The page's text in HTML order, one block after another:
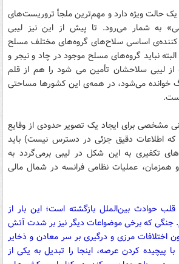
حالت ویژه دارد و مهم‌ترین ملجأ تروریست‌های
به شمار می‌رود. تا پیش از این نیز لیبی
کننده‌ی اساسی سلاح‌های گروه‌های مختلف مسلح
نباید گروه‌های مسلح موجود در چاد و نیجر و
از لیبی سلاحشان تأمین می شود را هم از قلم
خوانده می‌شود، در همه‌ی این کشورها مساحتی
مشخصی برای ایجاد یک تصویر حدودی از وقایع
که اطلاعات دقیق جزئی در دسترس نیست) باید
تکفیری به این شکل در لیبی برمی‌گردد به
عملیات نظامی فرانسه در شمال مالی
قلب حوادث بین‌الملل بازگشته است؛ این بار از
جنگی که برخی موضواعات دیگر نیز بر شدت آتش
اختلافات مرزی و درگیری بر سر معادن و ذخایر
پیچیده کردن عرصه، اینجا را تبدیل به یکی از